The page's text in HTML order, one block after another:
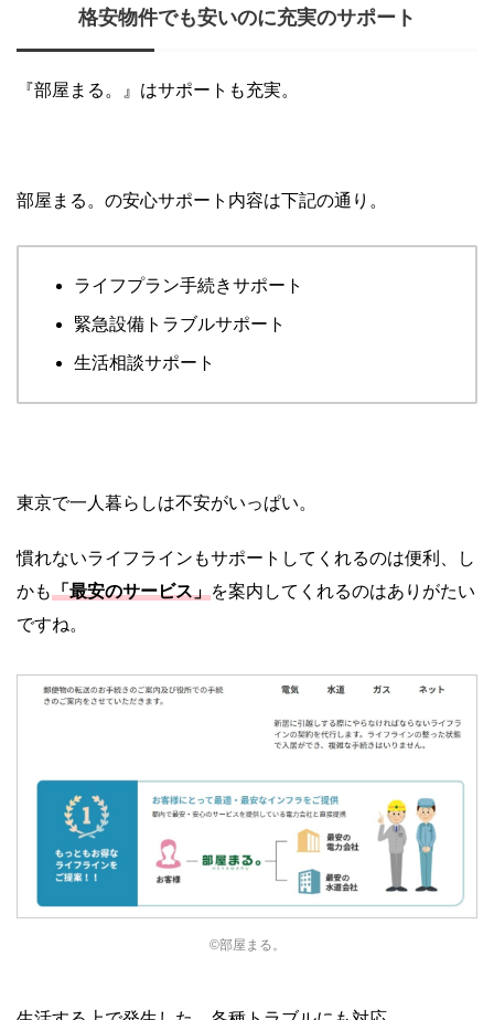
格安物件でも安いのに充実のサポート
『部屋まる。』はサポートも充実。
部屋まる。の安心サポート内容は下記の通り。
ライフプラン手続きサポート
緊急設備トラブルサポート
生活相談サポート
東京で一人暮らしは不安がいっぱい。
慣れないライフラインもサポートしてくれるのは便利、し
かも「最安のサービス」を案内してくれるのはありがたい
ですね。
©部屋まる。